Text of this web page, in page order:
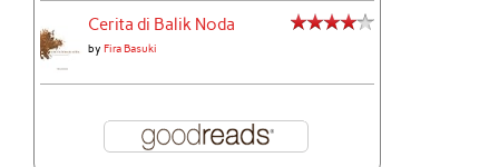
Cerita di Balik Noda
byFira Basuki